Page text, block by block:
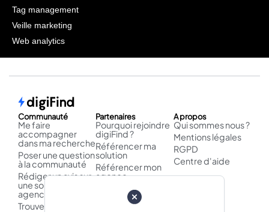
Tag management
Veille marketing
Web analytics
Communauté
Me faire
accompagner
dans ma recherche
Poser une question
à la communauté
Rédiger un avis sur
une solution /
agence
Trouver un logiciel
Partenaires
Pourquoi rejoindre
digiFind ?
Référencer ma
solution
Référencer mon
agence
Publier un cas
d'usage
A propos
Qui sommes nous ?
Mentions légales
RGPD
Centre d'aide